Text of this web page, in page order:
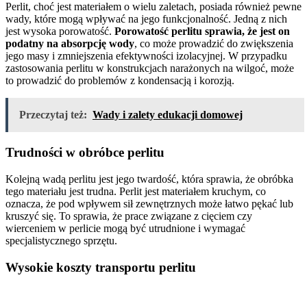
Perlit, choć jest materiałem o wielu zaletach, posiada również pewne
wady, które mogą wpływać na jego funkcjonalność. Jedną z nich
jest wysoka porowatość. Porowatość perlitu sprawia, że jest on
podatny na absorpcję wody, co może prowadzić do zwiększenia
jego masy i zmniejszenia efektywności izolacyjnej. W przypadku
zastosowania perlitu w konstrukcjach narażonych na wilgoć, może
to prowadzić do problemów z kondensacją i korozją.
Przeczytaj też: Wady i zalety edukacji domowej
Trudności w obróbce perlitu
Kolejną wadą perlitu jest jego twardość, która sprawia, że obróbka
tego materiału jest trudna. Perlit jest materiałem kruchym, co
oznacza, że pod wpływem sił zewnętrznych może łatwo pękać lub
kruszyć się. To sprawia, że prace związane z cięciem czy
wierceniem w perlicie mogą być utrudnione i wymagać
specjalistycznego sprzętu.
Wysokie koszty transportu perlitu